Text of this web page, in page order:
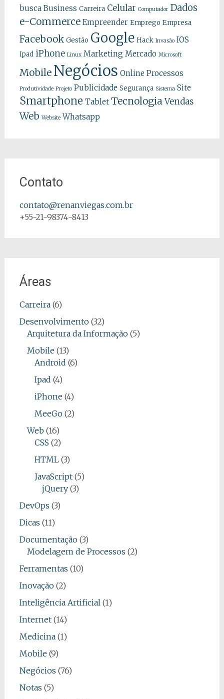
busca Business Carreira Celular Computador Dados
e-Commerce Empreender Emprego Empresa
Facebook Gestão Google Hack Invasão IOS
Ipad iPhone Linux Marketing Mercado Microsoft
Mobile Negócios Online Processos
Produtividade Projeto Publicidade Segurança Sistema Site
Smartphone Tablet TecnologiaVendas
Web Website Whatsapp
Contato
contato@renanviegas.com.br
+55-21-98374-8413
Áreas
Carreira(6)
Desenvolvimento(32)
Arquitetura da Informação(5)
Mobile (13)
Android (6)
Ipad (4)
iPhone (4)
MeeGo(2)
Web (16)
CSS (2)
HTML(3)
JavaScript(5)
jQuery(3)
DevOps (3)
Dicas (11)
Documentação(3)
Modelagem de Processos (2)
Ferramentas (10)
Inovação(2)
Inteligência Artificial(1)
Internet(14)
Medicina(1)
Mobile (9)
Negócios (76)
Notas (5)